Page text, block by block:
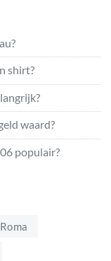
shirt?
waard?
populair?